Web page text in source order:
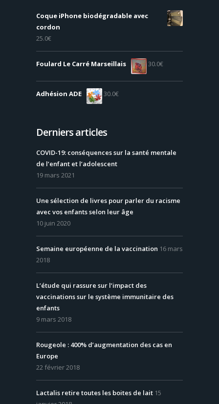
Coque iPhone biodégradable avec
cordon
25.0€
Foulard Le Carré Marseillais 30.0€
Adhésion ADE 30.0€
Derniers articles
COVID-19: conséquences sur la santé mentale
de l’enfant et l’adolescent
19 mars 2021
Une sélection de livres pour parler du racisme
avec vos enfants selon leur âge
10 juin 2020
Semaine européenne de la vaccination 16 mars
2018
L’étude qui rassure sur l’impact des
vaccinations sur le système immunitaire des
enfants
9 mars 2018
Rougeole : 400% d’augmentation des cas en
Europe
22 février 2018
Lactalis retire toutes les boites de lait 15